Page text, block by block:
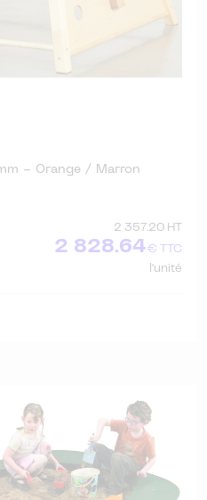
- Orange / Marron
2 357.20 HT
2 828.64€ TTC
l'unité